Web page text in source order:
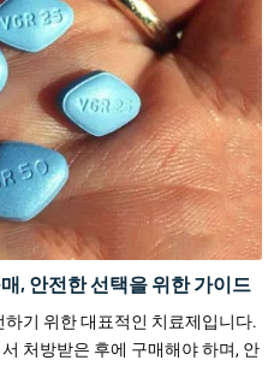
, 안전한 선택을 위한 가이드
기 위한 대표적인 치료제입니다.
처방받은 후에 구매해야 하며, 안